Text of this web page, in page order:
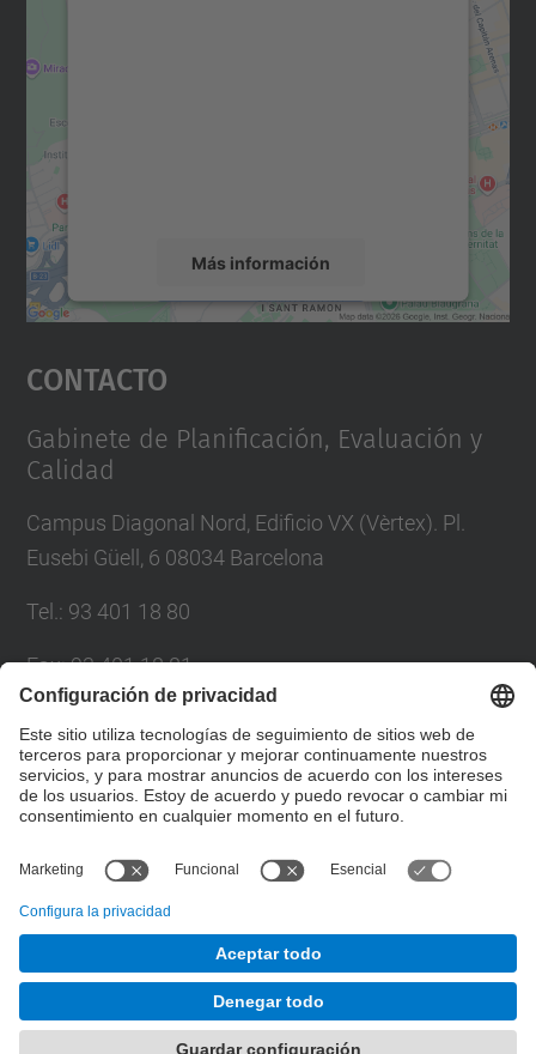
Más información
Aceptar
powered by
Contacto
Gabinete de Planificación, Evaluación y
Calidad
Campus Diagonal Nord, Edificio VX (Vèrtex). Pl.
Eusebi Güell, 6 08034 Barcelona
Tel. : 93 401 18 80
Fax:93 401 18 81
Directorio UPC
Formulario de contacto
Gabinete de Planificación, Evaluación y Calidad
Desarrollado con